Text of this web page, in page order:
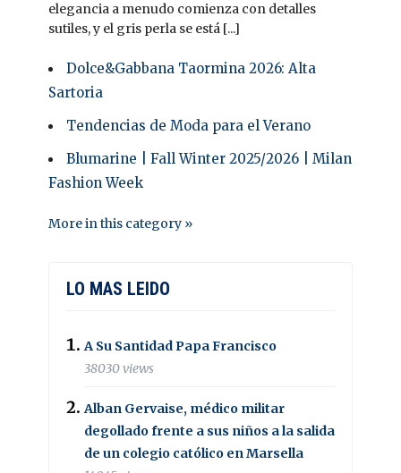
elegancia a menudo comienza con detalles
sutiles, y el gris perla se está [...]
Dolce&Gabbana Taormina 2026: Alta
Sartoria
Tendencias de Moda para el Verano
Blumarine | Fall Winter 2025/2026 | Milan
Fashion Week
More in this category »
LO MAS LEIDO
A Su Santidad Papa Francisco
38030 views
Alban Gervaise, médico militar
degollado frente a sus niños a la salida
de un colegio católico en Marsella